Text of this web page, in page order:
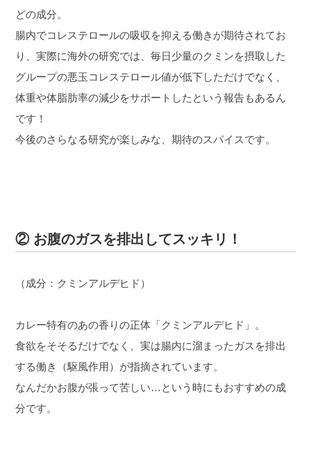
どの成分。
腸内でコレステロールの吸収を抑える働きが期待されてお
り、実際に海外の研究では、毎日少量のクミンを摂取した
グループの悪玉コレステロール値が低下しただけでなく、
体重や体脂肪率の減少をサポートしたという報告もあるん
です！
今後のさらなる研究が楽しみな、期待のスパイスです。
② お腹のガスを排出してスッキリ！
（成分：クミンアルデヒド）
カレー特有のあの香りの正体「クミンアルデヒド」。
食欲をそそるだけでなく、実は腸内に溜まったガスを排出
する働き（駆風作用）が指摘されています。
なんだかお腹が張って苦しい…という時にもおすすめの成
分です。